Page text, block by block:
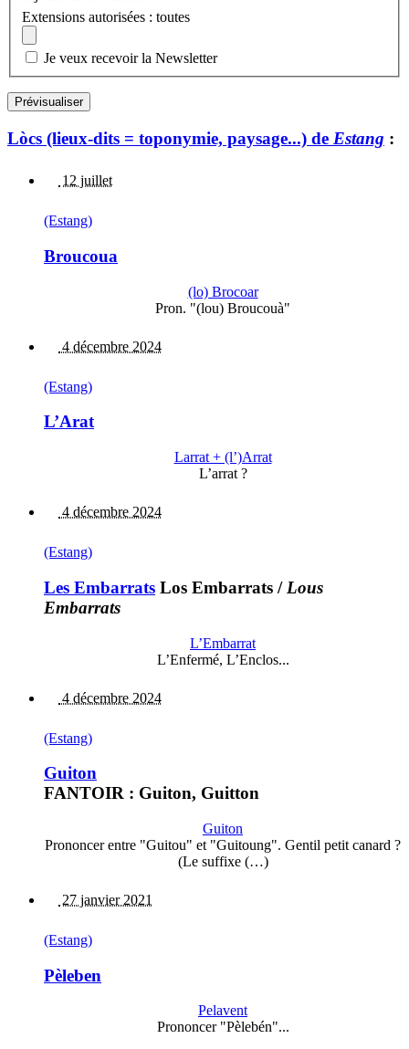
Extensions autorisées : toutes
Je veux recevoir la Newsletter
Lòcs (lieux-dits = toponymie, paysage...) de Estang :
12 juillet
(Estang)
Broucoua
(lo) Brocoar
Pron. "(lou) Broucouà"
4 décembre 2024
(Estang)
L’Arat
Larrat + (l’)Arrat
L’arrat ?
4 décembre 2024
(Estang)
Les Embarrats Los Embarrats / Lous
Embarrats
L’Embarrat
L’Enfermé, L’Enclos...
4 décembre 2024
(Estang)
Guiton
FANTOIR : Guiton, Guitton
Guiton
Prononcer entre "Guitou" et "Guitoung". Gentil petit canard ?
(Le suffixe (…)
27 janvier 2021
(Estang)
Pèleben
Pelavent
Prononcer "Pèlebén"...